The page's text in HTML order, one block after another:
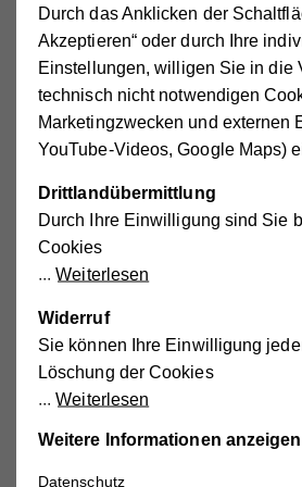
Wohin fließt meine nicht
Spende?
Kann ich sicher sein, dass
ankommt?
Nehmt ihr Sachspenden
unterstützen?
Kann ich Hilfswerk
eine Dauerspende
Gibt es Möglichkeiten,
Testament zu bedenken?
Kann ich auch als
Ich möchte meine Daten
Durch das Anklicken der
Akzeptieren“ oder durch Ihre
Einstellungen, willigen Sie in die
technisch nicht notwendigen
Marketingzwecken und externen
YouTube-Videos, Google Maps)
Drittlandübermittlung
Durch Ihre Einwilligung sind Sie
Cookies
Weiterlesen
Widerruf
Sie können Ihre Einwilligung
Löschung der Cookies
Weiterlesen
Weitere Informationen anzeigen
Datenschutz